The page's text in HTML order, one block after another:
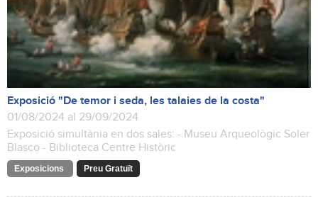
Exposició "De temor i seda, les talaies de la costa"
01/08/2024 al 29/09/2024
Exposició simultània en dos sales: - Museu Arqueològic Soler
Blasco - Biblioteca Centre Històric
Exposicions Preu Gratuït